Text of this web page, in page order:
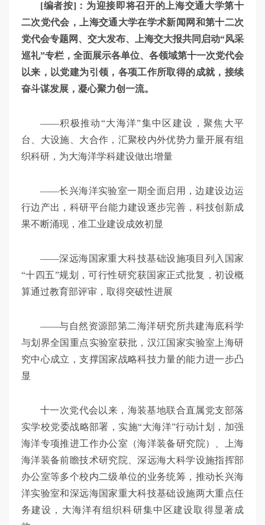
[编者按]：为迎接即将召开的上海交通大学第十
二次党代会，上海交通大学在学术新闻网和第十二次
党代会专题网、交大发布、上海交大报共同启动“风采
巡礼”专栏，全面展示各单位、各领域第十一次党代会
以来，以党建为引领，各项工作所取得的成就，接续
奋斗谋发展，凝心聚力创一流。
——积极推动“大海洋”集中区建设，聚焦大平
台、大设施、大合作，汇聚校内外优势力量开展有组
织科研，为大海洋学科建设做出增量
——长兴海洋实验室一期全面启用，边建设边运
行边产出，科研平台能力建设逐步完善，科技创新成
果不断涌现，准工业建设成效初显
——深远海国家重大科技基础设施项目列入国家
“十四五”规划，可行性研究获国家正式批复，初设概
算通过教育部评审，取得突破性进展
——与自然资源部第二海洋研究所共建海底科学
与划界全国重点实验室获批，汉江国家实验室上海研
究中心成立，支撑国家战略科技力量的能力进一步凸
显
十一次党代会以来，海装基地联合直属党支部落
实学校党委战略部署，实施“大海洋”行动计划，加强
海洋专项推进工作办公室（海洋装备研究院）、上海
海洋装备前瞻技术研究院、深远海大科学设施指挥部
办公室等多个校内二级单位的业务统筹，推动长兴海
洋实验室和深远海国家重大科技基础设施两大重点任
务建设，大海洋有组织科研集中区建设取得显著成